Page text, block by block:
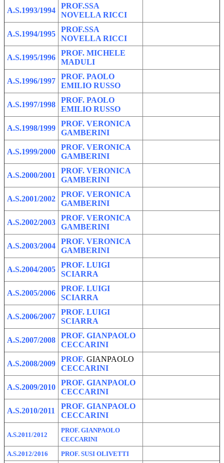
A.S.1993/1994
PROF.SSA
NOVELLA RICCI
A.S.1994/1995
PROF.SSA
NOVELLA RICCI
A.S.1995/1996
PROF. MICHELE
MADULI
A.S.1996/1997
PROF. PAOLO
EMILIO RUSSO
A.S.1997/1998
PROF. PAOLO
EMILIO RUSSO
A.S.1998/1999
PROF. VERONICA
GAMBERINI
A.S.1999/2000
PROF. VERONICA
GAMBERINI
A.S.2000/2001
PROF. VERONICA
GAMBERINI
A.S.2001/2002
PROF. VERONICA
GAMBERINI
A.S.2002/2003
PROF. VERONICA
GAMBERINI
A.S.2003/2004
PROF. VERONICA
GAMBERINI
A.S.2004/2005
PROF. LUIGI
SCIARRA
A.S.2005/2006
PROF. LUIGI
SCIARRA
A.S.2006/2007
PROF. LUIGI
SCIARRA
A.S.2007/2008
PROF. GIANPAOLO
CECCARINI
A.S.2008/2009
PROF. GIANPAOLO
CECCARINI
A.S.2009/2010
PROF. GIANPAOLO
CECCARINI
A.S.2010/2011
PROF. GIANPAOLO
CECCARINI
A.S.2011/2012
PROF. GIANPAOLO
CECCARINI
A.S.2012/2016
PROF. SUSI OLIVETTI